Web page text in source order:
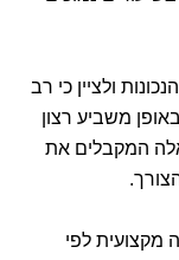
ולציין כי רב
משביע רצון
המקבלים את
מקצועית לפי